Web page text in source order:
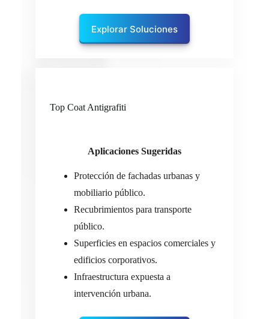
Explorar Soluciones
Top Coat Antigrafiti
Aplicaciones Sugeridas
Protección de fachadas urbanas y
mobiliario público.
Recubrimientos para transporte
público.
Superficies en espacios comerciales y
edificios corporativos.
Infraestructura expuesta a
intervención urbana.